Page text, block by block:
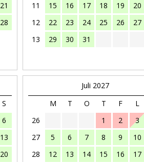
21
28
11
15 16 17 18 19 20
12
22 23 24 25 26 27
13
29 30 31
S
6
13
20
Juli 2027
M
T O T F L
26
1 2 3
27
5 6 7 8 9 10
28
12 13 14 15 16 17